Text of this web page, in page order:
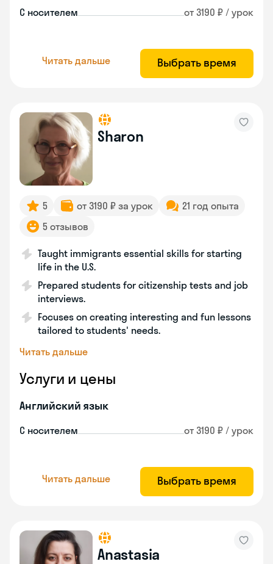
С носителем от 3190 ₽ / урок
Читать дальше Выбрать время
Sharon
5 от 3190 ₽ за урок
21 год опыта
5 отзывов
Taught immigrants essential skills for starting
life in the U.S.
Prepared students for citizenship tests and job
interviews.
Focuses on creating interesting and fun lessons
tailored to students' needs.
Читать дальше
Услуги и цены
Английский язык
С носителем от 3190 ₽ / урок
Читать дальше Выбрать время
Anastasia